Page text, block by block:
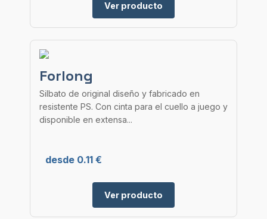
Ver producto
Forlong
Silbato de original diseño y fabricado en
resistente PS. Con cinta para el cuello a juego y
disponible en extensa...
desde 0.11 €
Ver producto